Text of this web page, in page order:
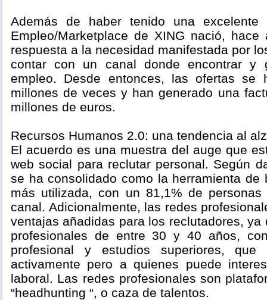
Además de haber tenido una excelente
Empleo/Marketplace de XING nació,
respuesta a la necesidad manifestada por
contar con un canal donde encontrar y
empleo. Desde entonces, las ofertas
millones de veces y han generado una
millones de euros.
Recursos Humanos 2.0: una tendencia al
El acuerdo es una muestra del auge que
web social para reclutar personal. Según
se ha consolidado como la herramienta de
más utilizada, con un 81,1% de
canal. Adicionalmente, las redes
ventajas añadidas para los reclutadores, ya
profesionales de entre 30 y 40 años,
profesional y estudios superiores, que
activamente pero a quienes puede
laboral. Las redes profesionales son
“headhunting “, o caza de talentos.